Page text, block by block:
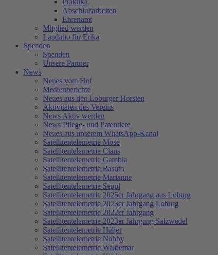
Praktika
Abschlußarbeiten
Ehrenamt
Mitglied werden
Laudatio für Erika
Spenden
Spenden
Unsere Partner
News
Neues vom Hof
Medienberichte
Neues aus den Loburger Horsten
Aktivitäten des Vereins
News Aktiv werden
News Pflege- und Patentiere
Neues aus unserem WhatsApp-Kanal
Satellitentelemetrie Mose
Satellitentelemetrie Claus
Satellitentelemetrie Gambia
Satellitentelemetrie Basuto
Satellitentelemetrie Marianne
Satellitentelemetrie Seppl
Satellitentelemetrie 2025er Jahrgang aus Loburg
Satellitentelemetrie 2023er Jahrgang Loburg
Satellitentelemetrie 2022er Jahrgang
Satellitentelemetrie 2023er Jahrgang Salzwedel
Satellitentelemetrie Håljer
Satellitentelemetrie Nobby
Satellitentelemetrie Waldemar